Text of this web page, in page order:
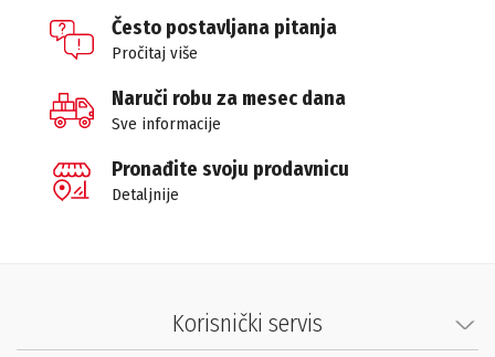
Često postavljana pitanja
Pročitaj više
Naruči robu za mesec dana
Sve informacije
Pronađite svoju prodavnicu
Detaljnije
Korisnički servis